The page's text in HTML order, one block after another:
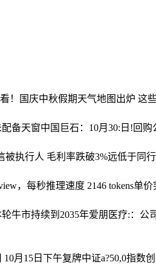
看！国庆中秋假期天气地图出炉 这
备天窗中国巨石：10月30:日!回购
执行人 毛利率跌破3%远低于同
，每秒推理速度 2146 tokens单价
牛市持续到2035年爱朋医疗:：公
10月15日下午复牌中证a?50,0指数